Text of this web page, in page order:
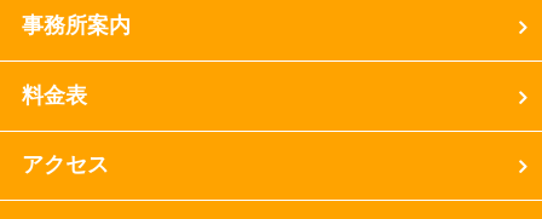
事務所案内
料金表
アクセス